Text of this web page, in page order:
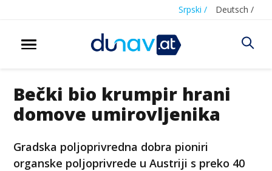
Srpski / Deutsch /
Bečki bio krumpir hrani
domove umirovljenika
Gradska poljoprivredna dobra pioniri
organske poljoprivrede u Austriji s preko 40